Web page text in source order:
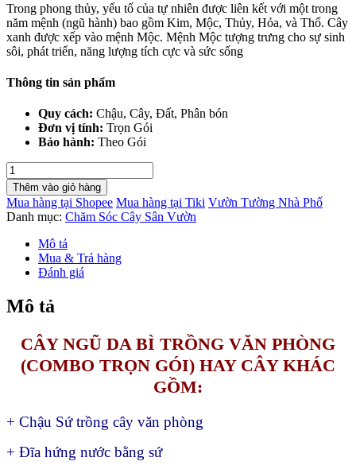
Trong phong thủy, yếu tố của tự nhiên được liên kết với một trong
năm mệnh (ngũ hành) bao gồm Kim, Mộc, Thủy, Hỏa, và Thổ. Cây
xanh được xếp vào mệnh Mộc. Mệnh Mộc tượng trưng cho sự sinh
sôi, phát triển, năng lượng tích cực và sức sống
Thông tin sản phẩm
Quy cách: Chậu, Cây, Đất, Phân bón
Đơn vị tính: Trọn Gói
Bảo hành: Theo Gói
Dịch
Vụ
Trồng
Cây
Phong
Thủy
phòng
ngoài
trời
trọn
dịch
trồng
bảo
Thêm vào giỏ hàng
Mua hàng tại Shopee Mua hàng tại Tiki Vườn Tường Nhà Phố
Danh mục: Chăm Sóc Cây Sân Vườn
Mô tả
Mua & Trả hàng
Đánh giá
Mô tả
CÂY NGŨ DA BÌ TRỒNG VĂN PHÒNG
(COMBO TRỌN GÓI) HAY CÂY KHÁC
GỒM:
+ Chậu Sứ trồng cây văn phòng
+ Đĩa hứng nước bằng sứ